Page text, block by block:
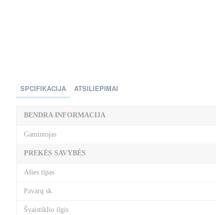
SPCIFIKACIJA ATSILIEPIMAI
BENDRA INFORMACIJA
Gamintojas
PREKĖS SAVYBĖS
Ašies tipas
Pavarų sk.
Švaistiklio ilgis